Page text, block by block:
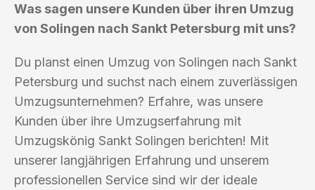
Was sagen unsere Kunden über ihren Umzug
von Solingen nach Sankt Petersburg mit uns?
Du planst einen Umzug von Solingen nach Sankt
Petersburg und suchst nach einem zuverlässigen
Umzugsunternehmen? Erfahre, was unsere
Kunden über ihre Umzugserfahrung mit
Umzugskönig Sankt Solingen berichten! Mit
unserer langjährigen Erfahrung und unserem
professionellen Service sind wir der ideale